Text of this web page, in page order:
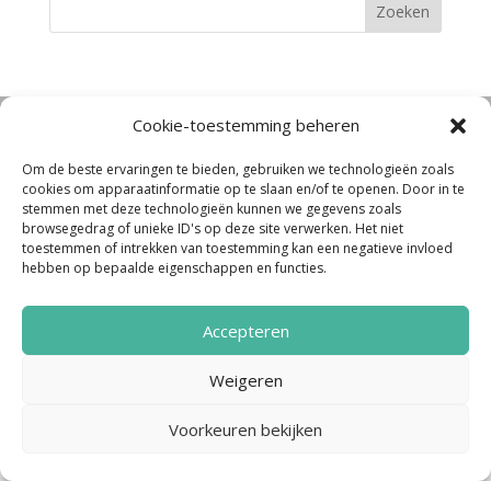
Cookie-toestemming beheren
Om de beste ervaringen te bieden, gebruiken we technologieën zoals
cookies om apparaatinformatie op te slaan en/of te openen. Door in te
stemmen met deze technologieën kunnen we gegevens zoals
browsegedrag of unieke ID's op deze site verwerken. Het niet
toestemmen of intrekken van toestemming kan een negatieve invloed
hebben op bepaalde eigenschappen en functies.
Accepteren
Weigeren
Voorkeuren bekijken
Noordenveld Helpt © 2022 Ontwerp &
Realisatie:Media Totaal Noord